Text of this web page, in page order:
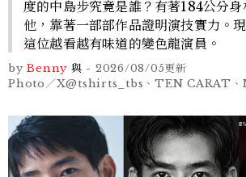
度的中島步究竟是誰？有著184公分
他，靠著一部部作品證明演技實力。
這位越看越有味道的變色龍演員。
by Benny 與 - 2026/08/05更新
Photo／X@tshirts_tbs、TEN CARAT